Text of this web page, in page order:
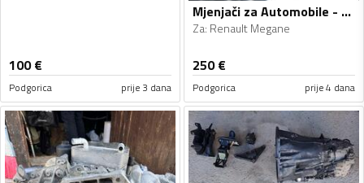
100€
Podgorica prije 3 dana
Mjenjači za Automobile - Renault - Megane - 2011, 2013
Za: Renault Megane
250€
Podgorica prije 4 dana